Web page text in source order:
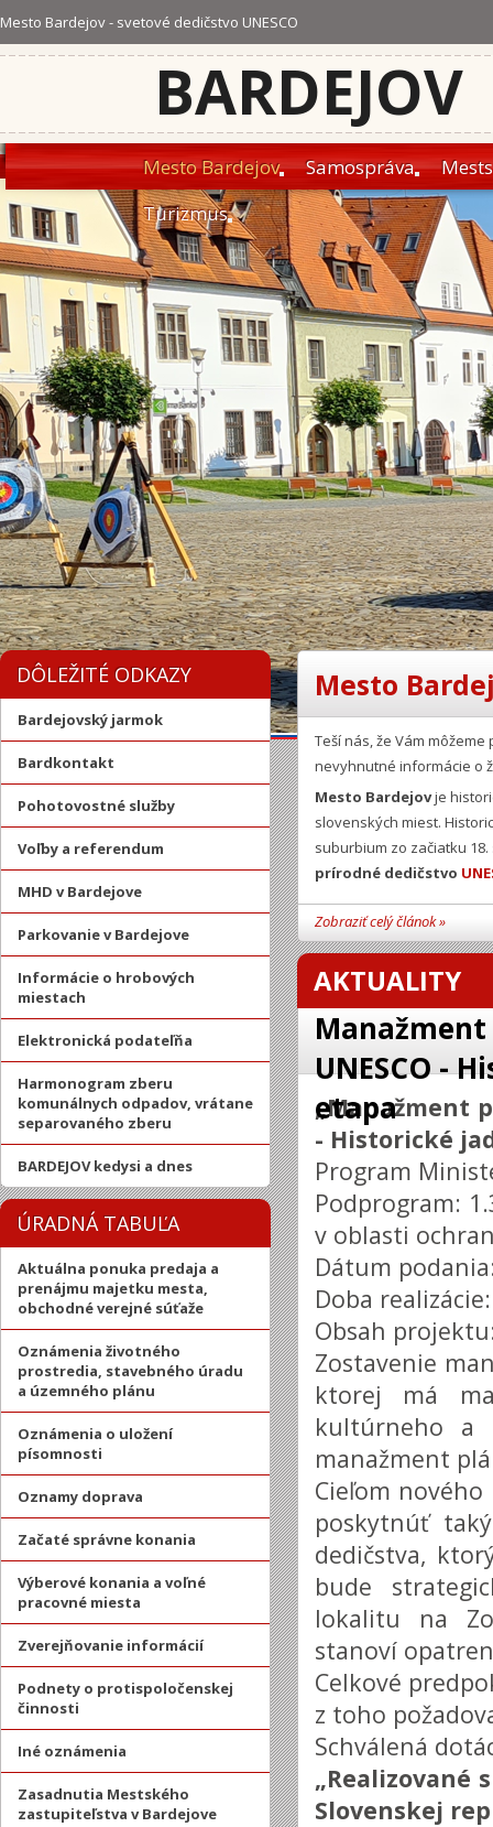
Mesto Bardejov - svetové dedičstvo UNESCO
BARDEJOV
Mesto Bardejov Samospráva
Turizmus
DÔLEŽITÉ ODKAZY
Bardejovský jarmok
Bardkontakt
Pohotovostné služby
Voľby a referendum
MHD v Bardejove
Parkovanie v Bardejove
Informácie o hrobových
miestach
Elektronická podateľňa
Harmonogram zberu
komunálnych odpadov, vrátane
separovaného zberu
BARDEJOV kedysi a dnes
ÚRADNÁ TABUĽA
Aktuálna ponuka predaja a
prenájmu majetku mesta,
obchodné verejné súťaže
Oznámenia životného
prostredia, stavebného úradu
a územného plánu
Oznámenia o uložení
písomnosti
Oznamy doprava
Začaté správne konania
Výberové konania a voľné
pracovné miesta
Zverejňovanie informácií
Podnety o protispoločenskej
činnosti
Iné oznámenia
Zasadnutia Mestského
zastupiteľstva v Bardejove
Mesto
Teší nás, že Vám
nevyhnutné informácie o
Mesto Bardejovje
slovenských miest.
suburbium zo začiatku
prírodné dedičstvo
Zobraziť celý článok »
AKTUALITY
UNESCO -
etapa
„Manažment
- Historické
Program
Podprogram:
v oblasti
Dátum
Doba
Obsah
Zostavenie
ktorej má
kultúrneho a
manažment
Cieľom
poskytnúť
dedičstva,
bude
lokalitu na
stanoví
Celkové
z toho
Schválená
Slovenskej